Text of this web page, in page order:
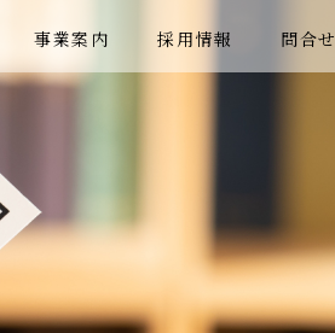
事業案内 採用情報 問合せ